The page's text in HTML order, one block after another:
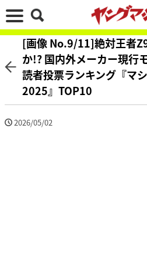
[画像 No.9/11]絶対王者
か!? 国内外メーカー現行
読者投票ランキング『マ
2025』TOP10
2026/05/02